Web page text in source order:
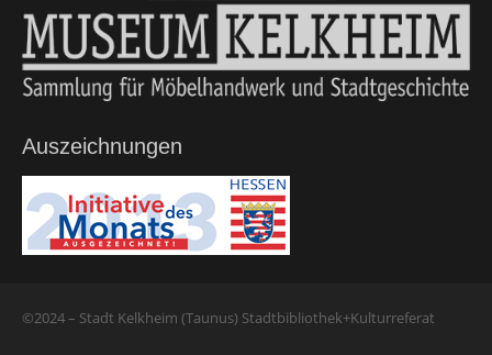
Auszeichnungen
©2024 – Stadt Kelkheim (Taunus) Stadtbibliothek+Kulturreferat